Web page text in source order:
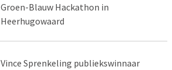
Groen-Blauw Hackathon in
Heerhugowaard
Vince Sprenkeling publiekswinnaar